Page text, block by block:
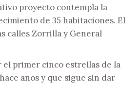
proyecto contempla la
de 35 habitaciones. El
calles Zorrilla y General
el primer cinco estrellas de la
años y que sigue sin dar